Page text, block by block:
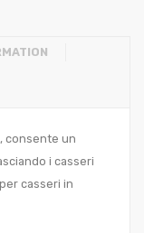
consente un
i casseri
casseri in